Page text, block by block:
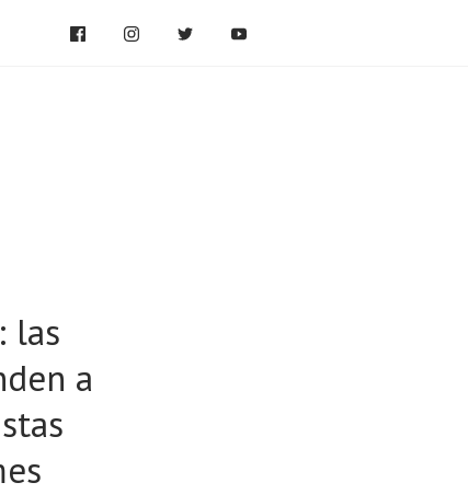
las
a